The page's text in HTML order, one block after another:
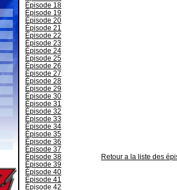
Épisode 18
Épisode 19
Épisode 20
Épisode 21
Épisode 22
Épisode 23
Épisode 24
Épisode 25
Épisode 26
Épisode 27
Épisode 28
Épisode 29
Épisode 30
Épisode 31
Épisode 32
Épisode 33
Épisode 34
Épisode 35
Épisode 36
Épisode 37
Épisode 38
Épisode 39
Épisode 40
Épisode 41
Épisode 42
Retour a la liste des